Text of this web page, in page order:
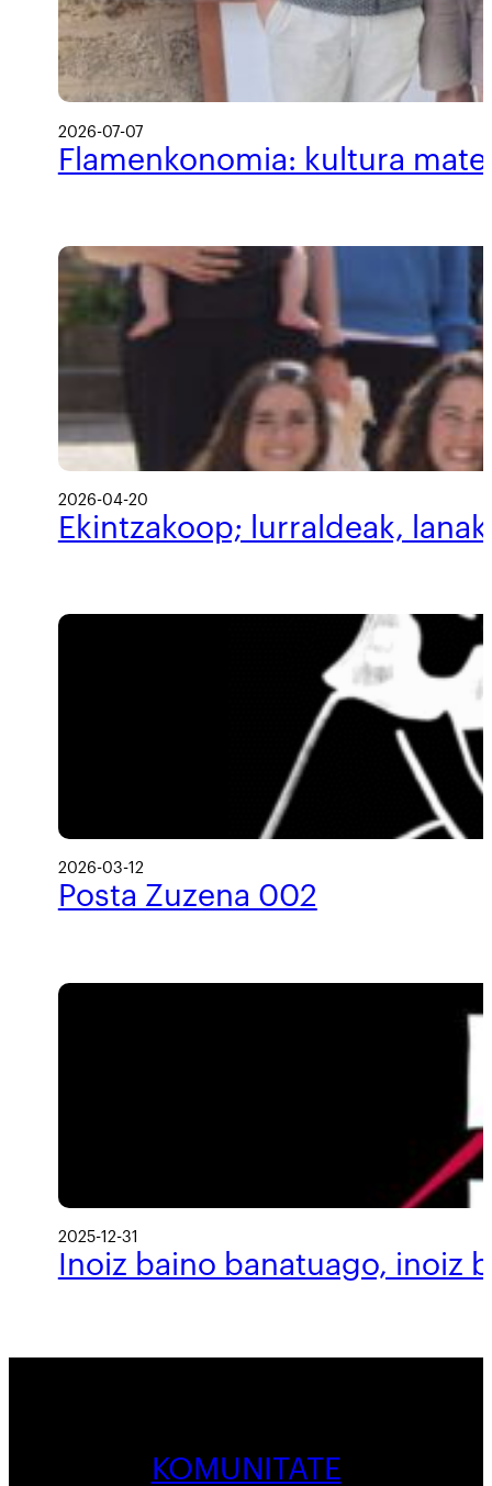
2026-07-07
Flamenkonomia: kultura
2026-04-20
Ekintzakoop; lurraldeak,
2026-03-12
Posta Zuzena 002
2025-12-31
Inoiz baino banatuago, inoiz
KOMUNITATE